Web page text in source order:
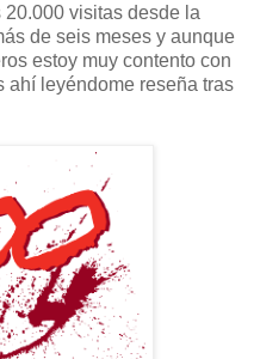
visitas desde la
de seis meses y aunque
estoy muy contento con
ahí leyéndome reseña tras